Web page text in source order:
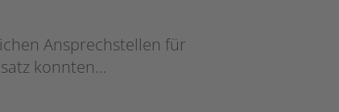
Ansprechstellen für
konnten…